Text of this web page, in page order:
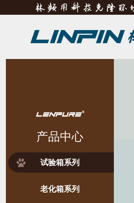
产品中心
试验箱系列
老化箱系列